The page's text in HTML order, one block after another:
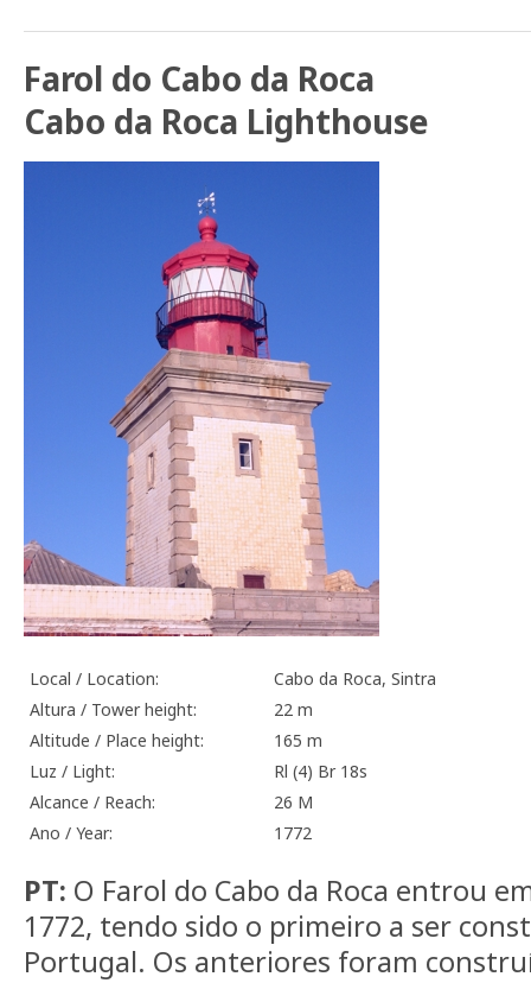
Farol do Cabo da Roca
Cabo da Roca Lighthouse
Local / Location:
Cabo da Roca, Sintra
Altura / Tower height:
22 m
Altitude / Place height:
165 m
Luz / Light:
Rl (4) Br 18s
Alcance / Reach:
26 M
Ano / Year:
1772
PT: O Farol do Cabo da Roca entrou
1772, tendo sido o primeiro a ser
Portugal. Os anteriores foram